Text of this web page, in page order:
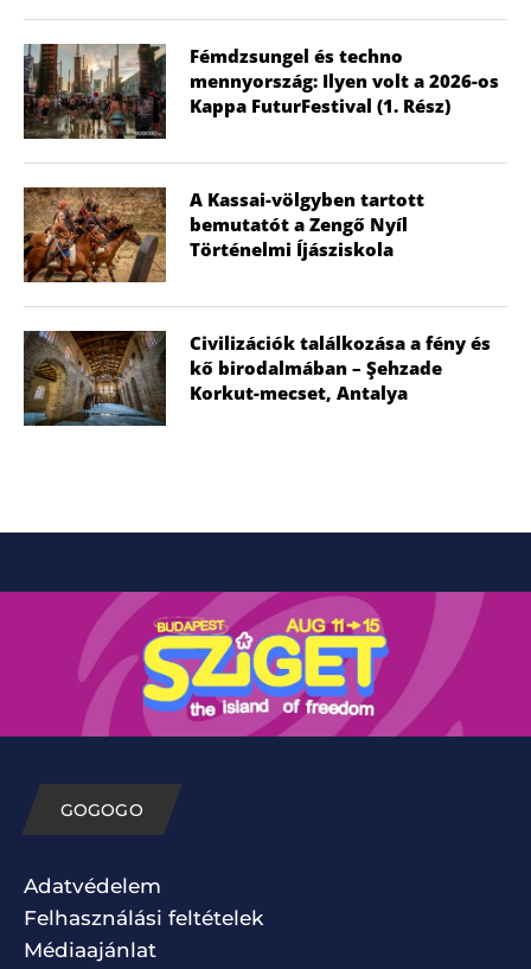
Fémdzsungel és techno
mennyország: Ilyen volt a 2026-os
Kappa FuturFestival (1. Rész)
A Kassai-völgyben tartott
bemutatót a Zengő Nyíl
Történelmi Íjásziskola
Civilizációk találkozása a fény és
kő birodalmában – Şehzade
Korkut-mecset, Antalya
GOGOGO
Adatvédelem
Felhasználási feltételek
Médiaajánlat